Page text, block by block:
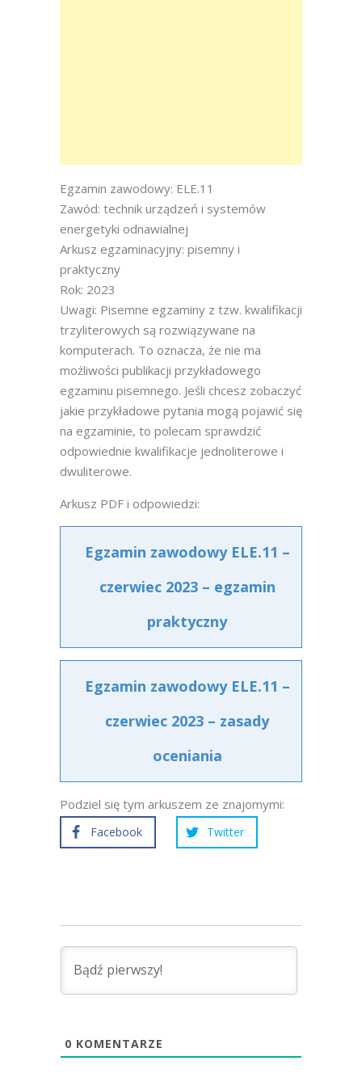
Egzamin zawodowy: ELE.11
Zawód: technik urządzeń i systemów
energetyki odnawialnej
Arkusz egzaminacyjny: pisemny i
praktyczny
Rok: 2023
Uwagi: Pisemne egzaminy z tzw. kwalifikacji
trzyliterowych są rozwiązywane na
komputerach. To oznacza, że nie ma
możliwości publikacji przykładowego
egzaminu pisemnego. Jeśli chcesz zobaczyć
jakie przykładowe pytania mogą pojawić się
na egzaminie, to polecam sprawdzić
odpowiednie kwalifikacje jednoliterowe i
dwuliterowe.
Arkusz PDF i odpowiedzi:
Egzamin zawodowy ELE.11 –
czerwiec 2023 – egzamin
praktyczny
Egzamin zawodowy ELE.11 –
czerwiec 2023 – zasady
oceniania
Podziel się tym arkuszem ze znajomymi:
Facebook Twitter
0 KOMENTARZE